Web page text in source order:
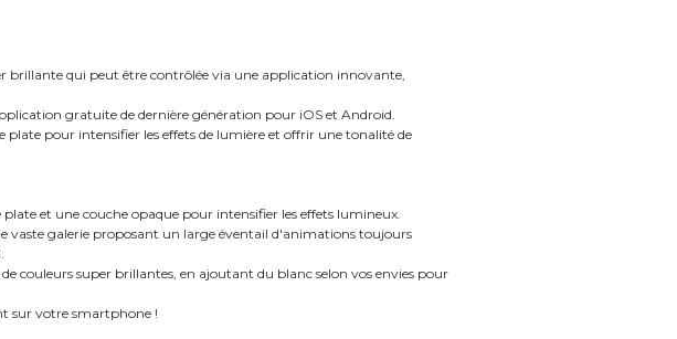
brillante qui peut être contrôlée via une application innovante,
gratuite de dernière génération pour iOS et Android.
pour intensifier les effets de lumière et offrir une tonalité de
et une couche opaque pour intensifier les effets lumineux.
vaste galerie proposant un large éventail d'animations toujours
couleurs super brillantes, en ajoutant du blanc selon vos envies pour
sur votre smartphone !